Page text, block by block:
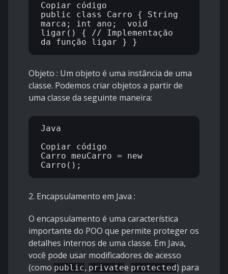
Copiar código
public class Carro { String
marca; int ano;  void
ligar() { // Implementação
Objeto : Um objeto é uma instância de uma
classe. Podemos criar objetos a partir de
uma classe da seguinte maneira:
Java
Copiar código
Carro meuCarro = new
2. Encapsulamento em Java :
O encapsulamento é uma característica
importante do POO que permite proteger os
detalhes internos de uma classe. Em Java,
você pode usar modificadores de acesso
(como public, privatee protected) para